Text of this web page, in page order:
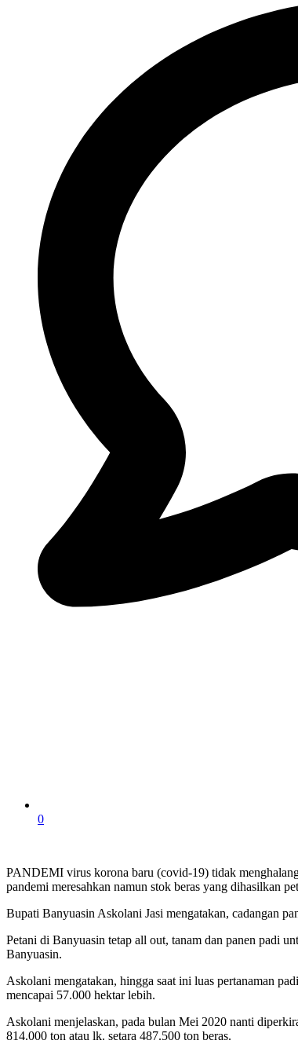
0
PANDEMI virus korona baru (covid-19) tidak
pandemi meresahkan namun stok beras yang dihasilkan
Bupati Banyuasin Askolani Jasi mengatakan, cadangan
Petani di Banyuasin tetap all out, tanam dan panen padi
Banyuasin.
Askolani mengatakan, hingga saat ini luas pertanaman
mencapai 57.000 hektar lebih.
Askolani menjelaskan, pada bulan Mei 2020 nanti
814.000 ton atau lk. setara 487.500 ton beras.